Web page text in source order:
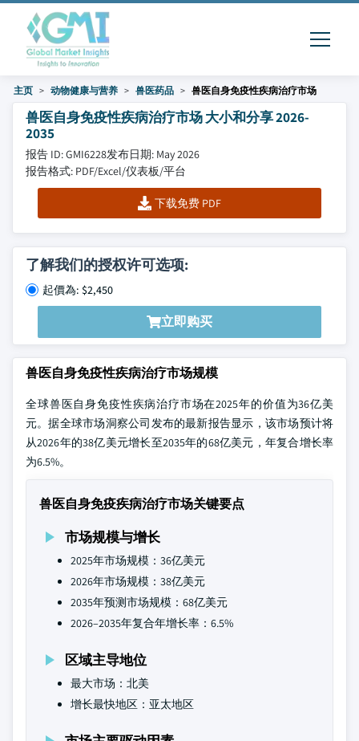
主页 动物健康与营养 兽医药品 兽医自身免疫性疾病治疗市场
兽医自身免疫性疾病治疗市场 大小和分享 2026-
2035
报告 ID: GMI6228发布日期: May 2026
报告格式: PDF/Excel/仪表板/平台
下载免费 PDF
了解我们的授权许可选项:
起價為: $2,450
立即购买
兽医自身免疫性疾病治疗市场规模
全球兽医自身免疫性疾病治疗市场在2025年的价值为36亿美
元。据全球市场洞察公司发布的最新报告显示，该市场预计将
从2026年的38亿美元增长至2035年的68亿美元，年复合增长率
为6.5%。
兽医自身免疫疾病治疗市场关键要点
市场规模与增长
2025年市场规模：36亿美元
2026年市场规模：38亿美元
2035年预测市场规模：68亿美元
2026–2035年复合年增长率：6.5%
区域主导地位
最大市场：北美
增长最快地区：亚太地区